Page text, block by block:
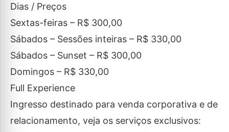
Dias / Preços
Sextas-feiras – R$ 300,00
Sábados – Sessões inteiras – R$ 330,00
Sábados – Sunset – R$ 300,00
Domingos – R$ 330,00
Full Experience
Ingresso destinado para venda corporativa e de
relacionamento, veja os serviços exclusivos: